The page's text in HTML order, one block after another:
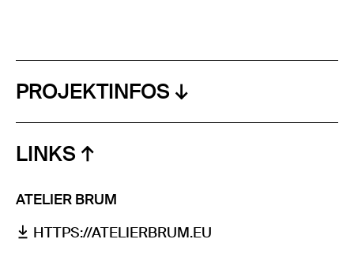
PROJEKTINFOS
LINKS
ATELIER BRUM
HTTPS://ATELIERBRUM.EU